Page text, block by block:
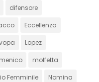
difensore
Eccellenza
Lopez
molfetta
Femminile Nomina